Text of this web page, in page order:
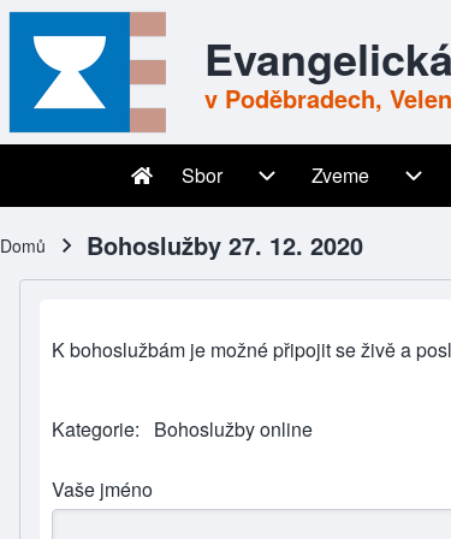
Skip to header
Skip to main navigation
Přejít k hlavnímu obsahu
Skip to footer
v Poděbradech,
Main navigation
Sbor Zveme
Drobečková navigace
Domů Bohoslužby 27. 12. 2020
K bohoslužbám je možné připojit se živě a
Kategorie Bohoslužby online
Vaše jméno